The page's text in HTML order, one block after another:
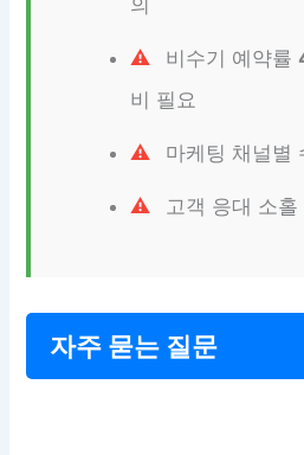
의
비수기 예약률
비 필요
마케팅 채널별
고객 응대 소
자주 묻는 질문